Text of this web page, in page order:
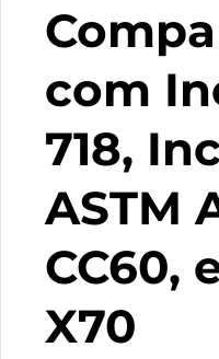
com
718,
ASTM
CC60,
X70